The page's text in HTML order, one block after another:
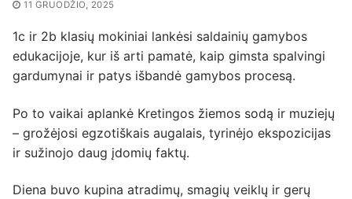
11 GRUODŽIO, 2025
1c ir 2b klasių mokiniai lankėsi saldainių gamybos
edukacijoje, kur iš arti pamatė, kaip gimsta spalvingi
gardumynai ir patys išbandė gamybos procesą.
Po to vaikai aplankė Kretingos žiemos sodą ir muziejų
– grožėjosi egzotiškais augalais, tyrinėjo ekspozicijas
ir sužinojo daug įdomių faktų.
Diena buvo kupina atradimų, smagių veiklų ir gerų